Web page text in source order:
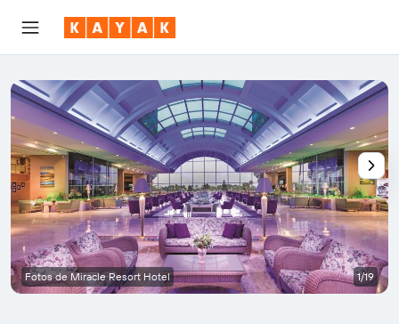
Fotos de Miracle Resort Hotel 1/19